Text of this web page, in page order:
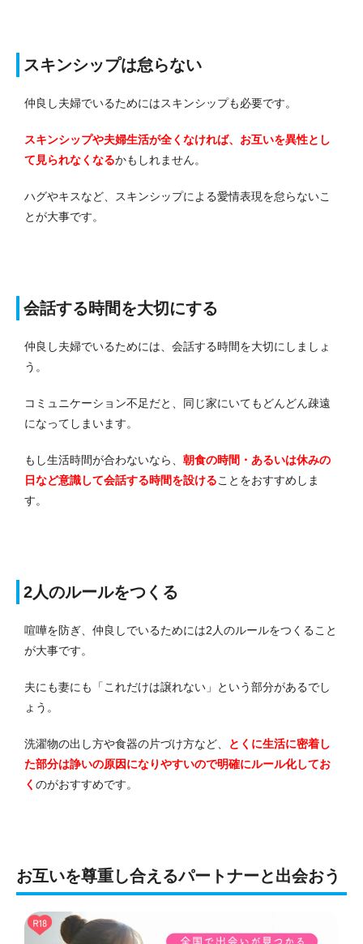
スキンシップは怠らない
仲良し夫婦でいるためにはスキンシップも必要です。
スキンシップや夫婦生活が全くなければ、お互いを異性とし
て見られなくなるかもしれません。
ハグやキスなど、スキンシップによる愛情表現を怠らないこ
とが大事です。
会話する時間を大切にする
仲良し夫婦でいるためには、会話する時間を大切にしましょ
う。
コミュニケーション不足だと、同じ家にいてもどんどん疎遠
になってしまいます。
もし生活時間が合わないなら、 朝食の時間・あるいは休みの
日など意識して会話する時間を設けることをおすすめしま
す。
2人のルールをつくる
喧嘩を防ぎ、仲良しでいるためには2人のルールをつくること
が大事です。
夫にも妻にも「これだけは譲れない」という部分があるでし
ょう。
洗濯物の出し方や食器の片づけ方など、
とくに生活に密着し
た部分は諍いの原因になりやすいので明確にルール化してお
く のがおすすめです。
お互いを尊重し合えるパートナーと出会おう